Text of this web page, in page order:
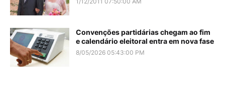
Convenções partidárias chegam ao fim
e calendário eleitoral entra em nova fase
8/05/2026 05:43:00 PM